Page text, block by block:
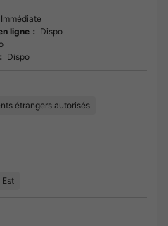
Immédiate
ligne： Dispo
Dispo
étrangers autorisés